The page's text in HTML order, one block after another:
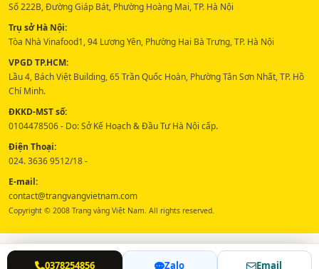
0378254856 Zalo Email
Số 222B, Đường Giáp Bát, Phường Hoàng Mai, TP. Hà Nội
Trụ sở Hà Nội:
Tòa Nhà Vinafood1, 94 Lương Yên, Phường Hai Bà Trưng, TP. Hà Nội
VPGD TP.HCM:
Lầu 4, Bách Việt Building, 65 Trần Quốc Hoàn, Phường Tân Sơn Nhất, TP. Hồ
Chí Minh.
ĐKKD-MST số:
0104478506 - Do: Sở Kế Hoạch & Đầu Tư Hà Nội cấp.
Điện Thoại:
024. 3636 9512/18 -
E-mail:
contact@trangvangvietnam.com
Copyright © 2008 Trang vàng Việt Nam. All rights reserved.